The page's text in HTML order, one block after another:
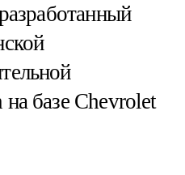
базе Chevrolet